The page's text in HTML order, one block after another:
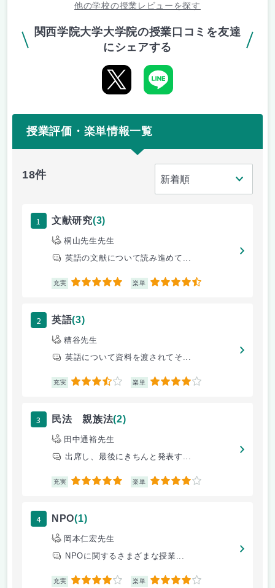
他の学校の授業レビューを探す
関西学院大学大学院の授業口コミを友達
にシェアする
授業評価・楽単情報一覧
18件
1 文献研究(3)
桐山先生先生
英語の文献について読み進めて...
充実 5 楽単 4.5
2 英語(3)
糟谷先生
英語について資料を渡されてそ...
充実 3.5 楽単 4
3 民法 親族法(2)
田中通裕先生
出席し、最後にきちんと発表す...
充実 5 楽単 4
4 NPO(1)
岡本仁宏先生
NPOに関するさまざまな授業...
充実 4 楽単 4